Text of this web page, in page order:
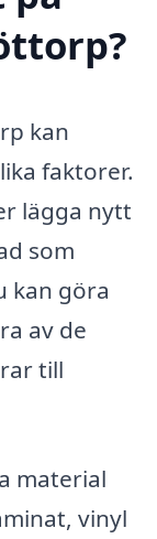
kan
faktorer.
lägga nytt
som
kan göra
av de
till
material
vinyl